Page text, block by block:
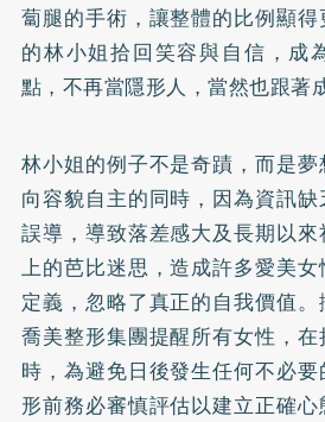
蔔腿的手術，讓整體的比例顯
的林小姐拾回笑容與自信，成
點，不再當隱形人，當然也跟著
林小姐的例子不是奇蹟，而是
向容貌自主的同時，因為資訊
誤導，導致落差感大及長期以
上的芭比迷思，造成許多愛美
定義，忽略了真正的自我價值
喬美整形集團提醒所有女性，
時，為避免日後發生任何不必
形前務必審慎評估以建立正確